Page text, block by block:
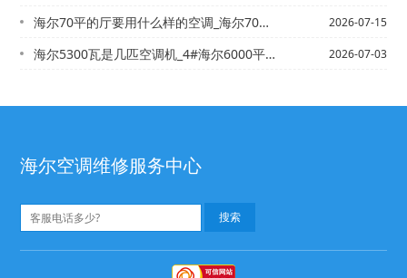
海尔70平的厅要用什么样的空调_海尔70平方,4米高的门面房用多大空调-怎么才省... 2026-07-15
海尔5300瓦是几匹空调机_4#海尔6000平米的办公室中央空调设计资质需要什么... 2026-07-03
海尔空调维修服务中心